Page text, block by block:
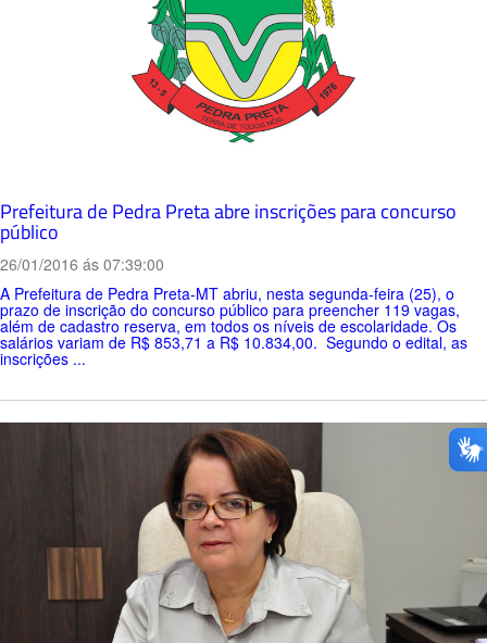
Prefeitura de Pedra Preta abre inscrições para concurso
público
26/01/2016 ás 07:39:00
A Prefeitura de Pedra Preta-MT abriu, nesta segunda-feira (25), o
prazo de inscrição do concurso público para preencher 119 vagas,
além de cadastro reserva, em todos os níveis de escolaridade. Os
salários variam de R$ 853,71 a R$ 10.834,00. Segundo o edital, as
inscrições ...